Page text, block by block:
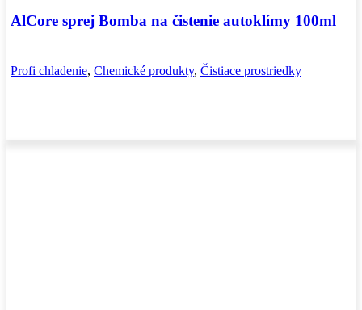
AlCore sprej Bomba na čistenie autoklímy 100ml
Profi chladenie, Chemické produkty, Čistiace prostriedky